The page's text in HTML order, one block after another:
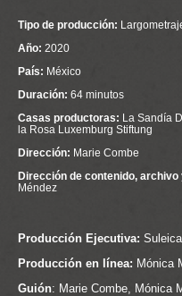
Tipo de producción:
Año: 2020
País: México
Duración: 64 minutos
Casas productoras: La Sandía
la Rosa Luxemburg Stiftung
Dirección: Marie Combe
Dirección de contenido,
Méndez
Producción Ejecutiva:
Producción en línea: Mónica
Guión: Marie Combe, Mónica